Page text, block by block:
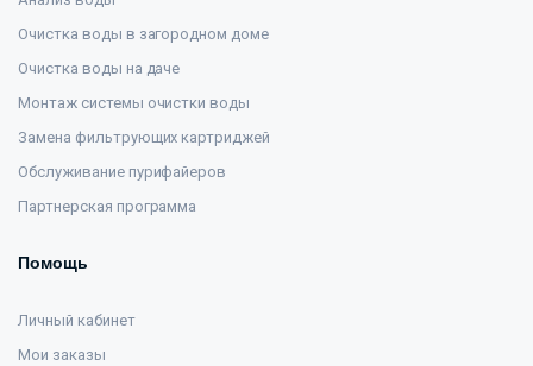
Очистка воды в загородном доме
Очистка воды на даче
Монтаж системы очистки воды
Замена фильтрующих картриджей
Обслуживание пурифайеров
Партнерская программа
Помощь
Личный кабинет
Мои заказы